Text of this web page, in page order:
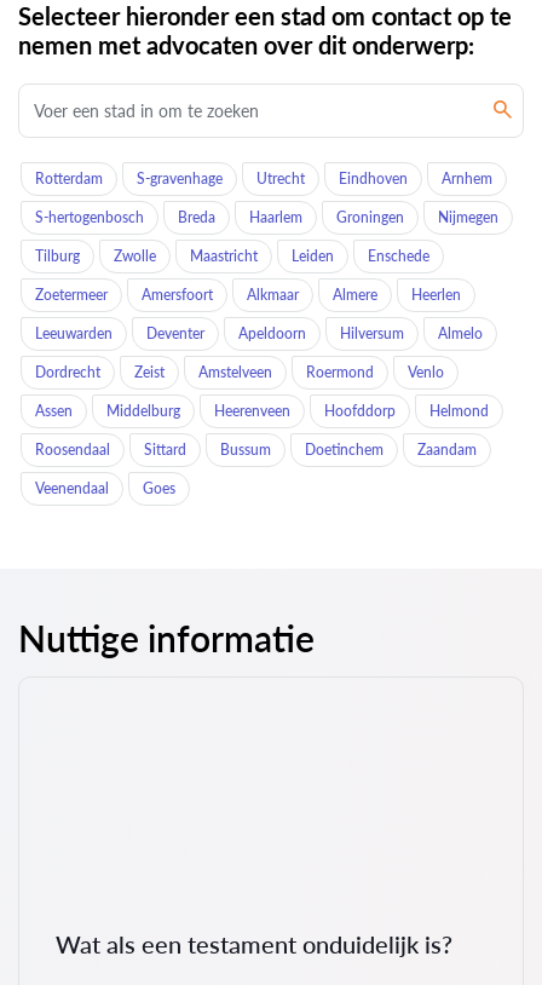
Selecteer hieronder een stad om contact op te
nemen met advocaten over dit onderwerp:
Rotterdam S-gravenhage Utrecht Eindhoven Arnhem
S-hertogenbosch Breda Haarlem Groningen Nijmegen
Tilburg Zwolle Maastricht Leiden Enschede
Zoetermeer Amersfoort Alkmaar Almere Heerlen
Leeuwarden Deventer Apeldoorn Hilversum Almelo
Dordrecht Zeist Amstelveen Roermond Venlo
Assen Middelburg Heerenveen Hoofddorp Helmond
Roosendaal Sittard Bussum Doetinchem Zaandam
Veenendaal Goes
Nuttige informatie
Wat als een testament onduidelijk is?